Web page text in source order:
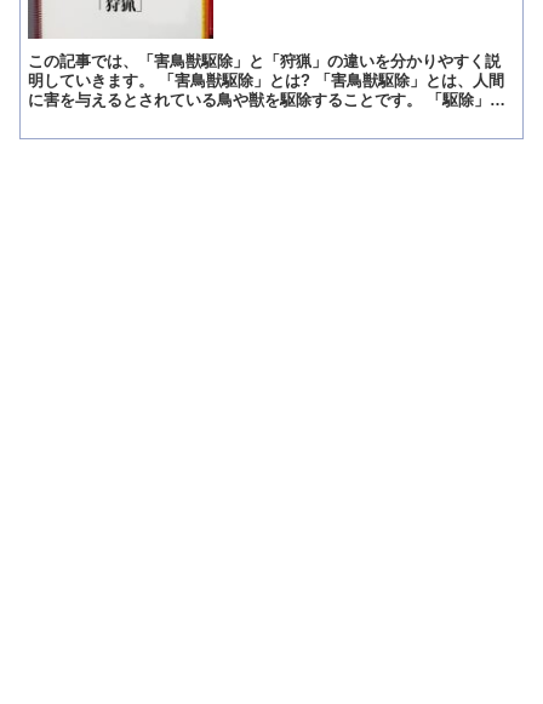
この記事では、「害鳥獣駆除」と「狩猟」の違いを分かりやすく説
明していきます。 「害鳥獣駆除」とは? 「害鳥獣駆除」とは、人間
に害を与えるとされている鳥や獣を駆除することです。 「駆除」に